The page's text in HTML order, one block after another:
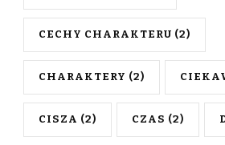
CECHY CHARAKTERU (2)
CHARAKTERY (2)
CISZA (2) CZAS (2)